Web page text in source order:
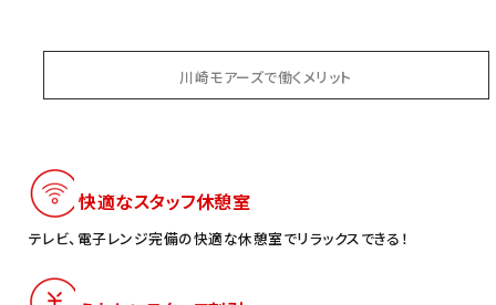
川崎モアーズで働くメリット
快適なスタッフ休憩室
テレビ、電子レンジ完備の快適な休憩室でリラックスできる！